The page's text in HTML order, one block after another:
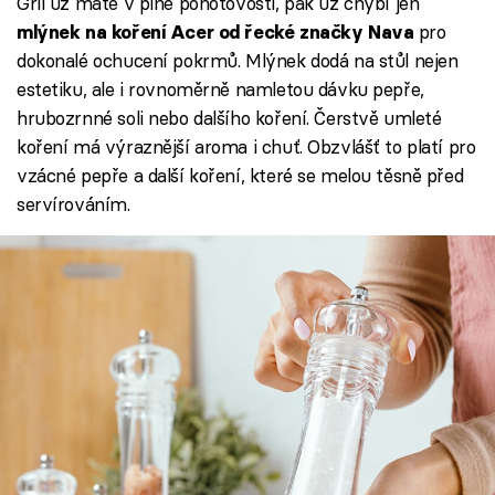
mlýnek na koření Acer od řecké značky Nava pro
dokonalé ochucení pokrmů. Mlýnek dodá na stůl nejen
estetiku, ale i rovnoměrně namletou dávku pepře,
hrubozrnné soli nebo dalšího koření. Čerstvě umleté
koření má výraznější aroma i chuť. Obzvlášť to platí pro
vzácné pepře a další koření, které se melou těsně před
servírováním.